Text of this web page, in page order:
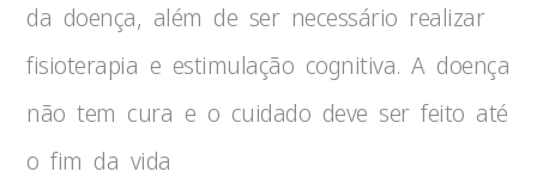
da doença, além de ser necessário realizar
fisioterapia e estimulação cognitiva. A doença
não tem cura e o cuidado deve ser feito até
o fim da vida